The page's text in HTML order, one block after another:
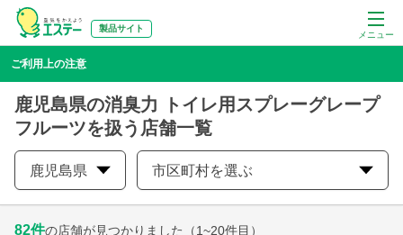
メニュー
製品サイト
ご利用上の注意
鹿児島県の消臭力 トイレ用スプレーグレープ
フルーツを扱う店舗一覧
鹿児島県 市区町村を選ぶ
82件の店舗が見つかりました （1~20件目）